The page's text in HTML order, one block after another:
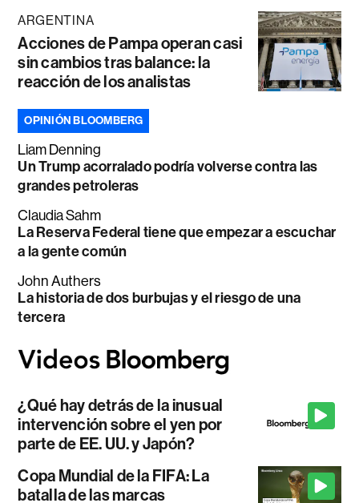
ARGENTINA
Acciones de Pampa operan casi
sin cambios tras balance: la
reacción de los analistas
OPINIÓN BLOOMBERG
Liam Denning
Un Trump acorralado podría volverse contra las
grandes petroleras
Claudia Sahm
La Reserva Federal tiene que empezar a escuchar
a la gente común
John Authers
La historia de dos burbujas y el riesgo de una
tercera
¿Qué hay detrás de la inusual
intervención sobre el yen por
parte de EE. UU. y Japón?
Copa Mundial de la FIFA: La
batalla de las marcas